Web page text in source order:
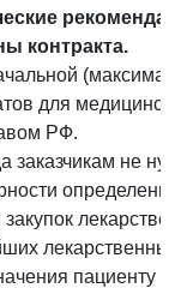
контракта.
для
РФ.
заказчикам не
пациенту